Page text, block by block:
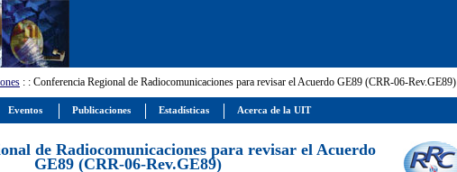
: : Conferencia Regional de Radiocomunicaciones para revisar el Acuerdo GE89 (CRR-06-Rev.GE89)
de Radiocomunicaciones para revisar el Acuerdo
GE89 (CRR-06-Rev.GE89)
Eventos Publicaciones Estadísticas Acerca de la UIT